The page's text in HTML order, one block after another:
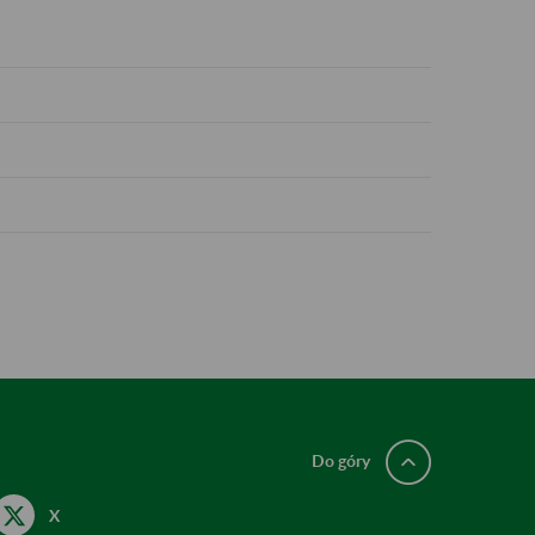
X
Do góry